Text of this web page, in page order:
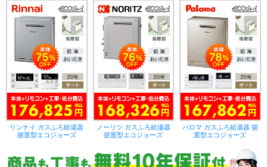
リンナイ ガスふろ給湯器
据置型エコジョーズ
ノーリツ ガスふろ給湯器
据置型エコジョーズ
パロマ ガスふろ給湯器 据
置型エコジョーズ